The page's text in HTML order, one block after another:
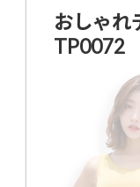
おしゃ
TP0072